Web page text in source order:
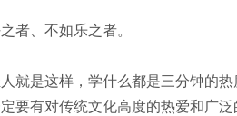
者、不如乐之者。
就是这样，学什么都是三分钟的热
要有对传统文化高度的热爱和广泛